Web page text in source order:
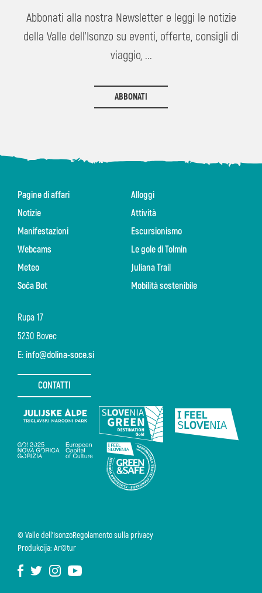
Abbonati alla nostra Newsletter e leggi le notizie
della Valle dell'Isonzo su eventi, offerte, consigli di
viaggio, ...
ABBONATI
Rupa 17
5230 Bovec
E: info@dolina-soce.si
CONTATTI
Pagine di affari
Notizie
Manifestazioni
Webcams
Meteo
Soča Bot
Alloggi
Attività
Escursionismo
Le gole di Tolmin
Juliana Trail
Mobilità sostenibile
© Valle dell'IsonzoRegolamento sulla privacy
Produkcija: Ar©tur